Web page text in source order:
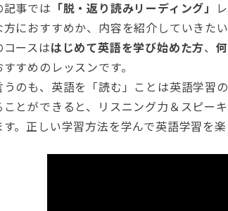
記事では 「脱・返り読みリーディング」
方におすすめか、内容を紹介していきたい
コースははじめて英語を学び始めた方、
すすめのレッスンです。
うのも、英語を「読む」ことは英語学習
ことができると、リスニング力＆スピー
す。正しい学習方法を学んで英語学習を